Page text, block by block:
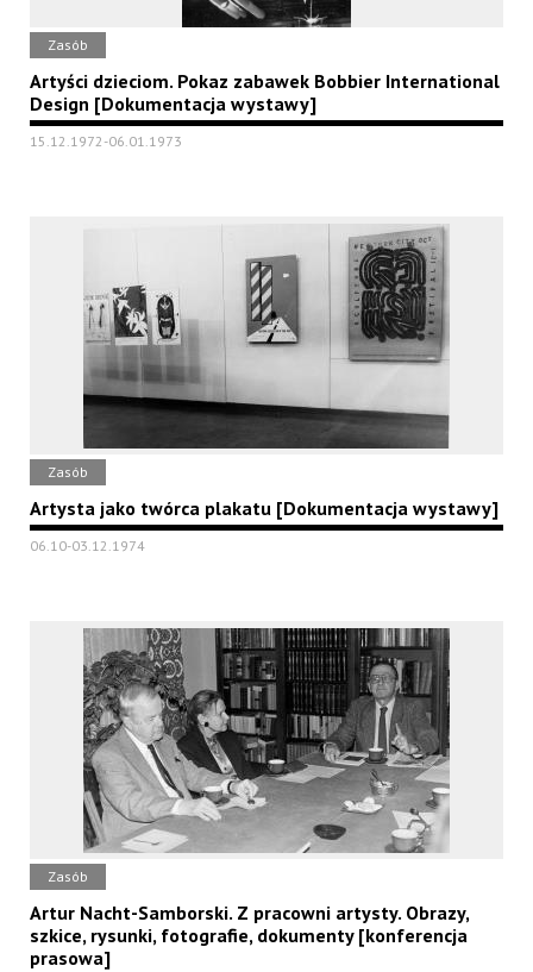
Zasób
Artyści dzieciom. Pokaz zabawek Bobbier International
Design [Dokumentacja wystawy]
15.12.1972-06.01.1973
Zasób
Artysta jako twórca plakatu [Dokumentacja wystawy]
06.10-03.12.1974
Zasób
Artur Nacht-Samborski. Z pracowni artysty. Obrazy,
szkice, rysunki, fotografie, dokumenty [konferencja
prasowa]